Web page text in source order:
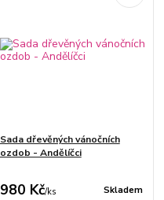
Sada dřevěných vánočních
ozdob - Andělíčci
980 Kč/ks Skladem